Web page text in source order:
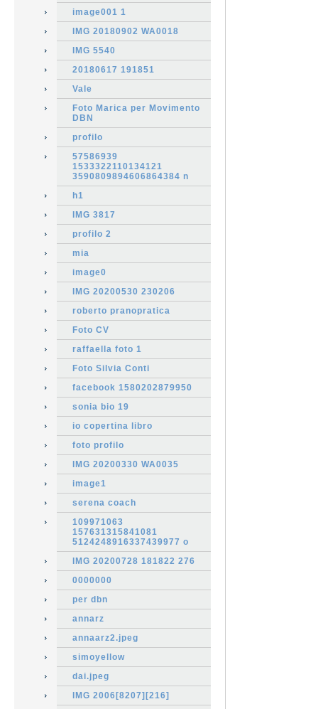
image001 1
IMG 20180902 WA0018
IMG 5540
20180617 191851
Vale
Foto Marica per Movimento
DBN
profilo
57586939
1533322110134121
3590809894606864384 n
h1
IMG 3817
profilo 2
mia
image0
IMG 20200530 230206
roberto pranopratica
Foto CV
raffaella foto 1
Foto Silvia Conti
facebook 1580202879950
sonia bio 19
io copertina libro
foto profilo
IMG 20200330 WA0035
image1
serena coach
109971063
157631315841081
5124248916337439977 o
IMG 20200728 181822 276
0000000
per dbn
annarz
annaarz2.jpeg
simoyellow
dai.jpeg
IMG 2006[8207][216]